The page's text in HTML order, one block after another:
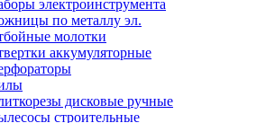
электроинструмента
по металлу эл.
молотки
аккумуляторные
дисковые ручные
строительные